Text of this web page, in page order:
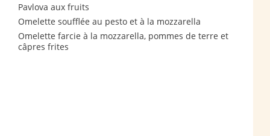
Pavlova aux fruits
Omelette soufflée au pesto et à la mozzarella
Omelette farcie à la mozzarella, pommes de terre et
câpres frites